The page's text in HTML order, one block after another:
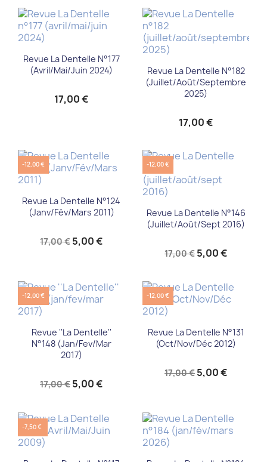
Revue La Dentelle N°177
(avril/mai/juin 2024)
17,00 €
Revue La Dentelle N°182
(juillet/août/septembre
2025)
17,00 €
Revue La Dentelle N°124
(Janv/Fév/Mars 2011)
17,00 € 5,00 €
-12,00 €
Revue La Dentelle N°146
(juillet/août/sept 2016)
17,00 € 5,00 €
-12,00 €
Revue ''La Dentelle''
N°148 (jan/fev/mar
2017)
17,00 € 5,00 €
-12,00 €
Revue La Dentelle N°131
(Oct/Nov/Déc 2012)
17,00 € 5,00 €
-12,00 €
-7,50 €